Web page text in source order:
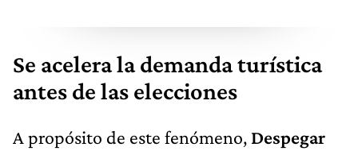
Se acelera la demanda turística
antes de las elecciones
A propósito de este fenómeno, Despegar